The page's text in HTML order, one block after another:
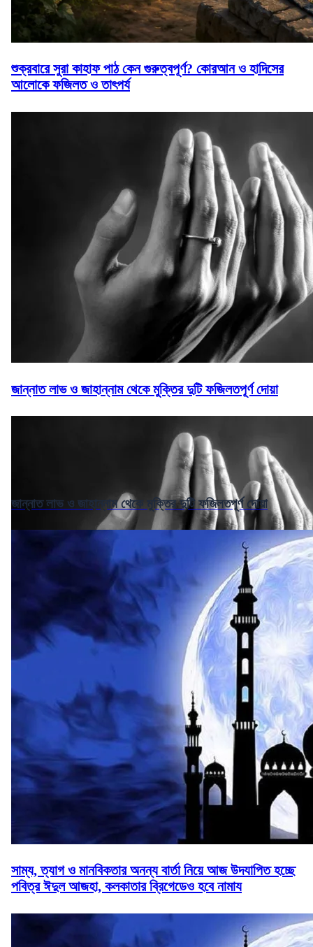
শুক্রবারে সুরা কাহাফ পাঠ কেন গুরুত্বপূর্ণ? কোরআন ও হাদিসের
আলোকে ফজিলত ও তাৎপর্য
জান্নাত লাভ ও জাহান্নাম থেকে মুক্তির দুটি ফজিলতপূর্ণ দোয়া
জান্নাত লাভ ও জাহান্নাম থেকে মুক্তির দুটি ফজিলতপূর্ণ দোয়া
সাম্য, ত্যাগ ও মানবিকতার অনন্য বার্তা নিয়ে আজ উদযাপিত হচ্ছে
পবিত্র ঈদুল আজহা, কলকাতার ব্রিগেডেও হবে নামায